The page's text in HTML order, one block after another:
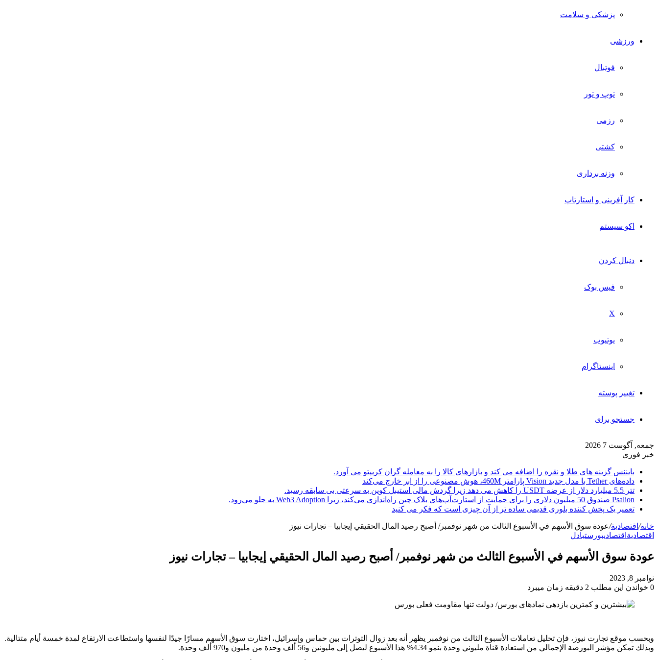
پزشکی و سلامت
ورزشی
فوتبال
توپ و تور
رزمی
کشتی
وزنه برداری
کار آفرینی و استارتاپ
اکو سیستم
دنبال کردن
فیس بوک
X
یوتیوب
اینستاگرام
تغییر پوسته
جستجو برای
جمعه, آگوست 7 2026
خبر فوری
بایننس گزینه های طلا و نقره را اضافه می کند و بازارهای کالا را به معامله گران کریپتو می آورد.
داده‌های Tether با مدل جدید Vision پارامتر 460M، هوش مصنوعی را از ابر خارج می‌کند
تتر 5.5 میلیارد دلار از عرضه USDT را کاهش می دهد زیرا گردش مالی استیبل کوین به سرعتی بی سابقه رسید.
Psalion صندوق 50 میلیون دلاری را برای حمایت از استارت‌آپ‌های بلاک چین راه‌اندازی می‌کند، زیرا Web3 Adoption به جلو می‌رود.
تعمیر یک پخش کننده بلوری قدیمی ساده تر از آن چیزی است که فکر می کنید
خانه/ اقتصادية/عودة سوق الأسهم في الأسبوع الثالث من شهر نوفمبر/ أصبح رصيد المال الحقيقي إيجابيا – تجارات نيوز
اقتصادية اقتصادیبورستبادل
عودة سوق الأسهم في الأسبوع الثالث من شهر نوفمبر/ أصبح رصيد المال الحقيقي إيجابيا – تجارات نيوز
نوامبر 8, 2023
0 خواندن این مطلب 2 دقیقه زمان میبرد
وبحسب موقع تجارت نيوز، فإن تحليل تعاملات الأسبوع الثالث من نوفمبر يظهر أنه بعد زوال التوترات بين حماس وإسرائيل، اختارت سوق الأسهم مسارًا جيدًا لنفسها واستطاعت الارتفاع لمدة خمسة أيام متتالية.
وبذلك تمكن مؤشر البورصة الإجمالي من استعادة قناة مليوني وحدة بنمو 4.34% هذا الأسبوع ليصل إلى مليونين و56 ألف وحدة من مليون و970 ألف وحدة.